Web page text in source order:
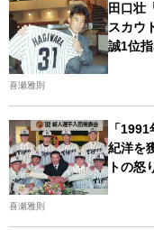
田口壮
スカウ
誠1位
喜瀬雅則
「
紀洋を
トの怒
喜瀬雅則